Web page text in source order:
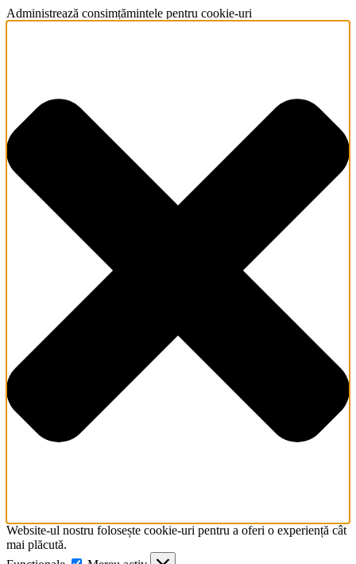
Administrează consimțămintele pentru cookie-uri
Website-ul nostru folosește cookie-uri pentru a oferi o experiență cât
mai plăcută.
Funcționale